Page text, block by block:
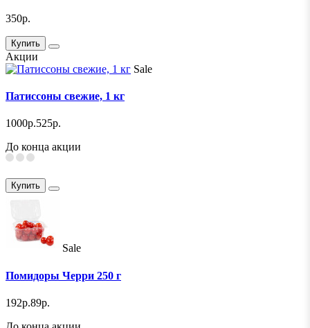
350р.
Купить
Акции
Sale
Патиссоны свежие, 1 кг
1000р.525р.
До конца акции
Купить
Sale
Помидоры Черри 250 г
192р.89р.